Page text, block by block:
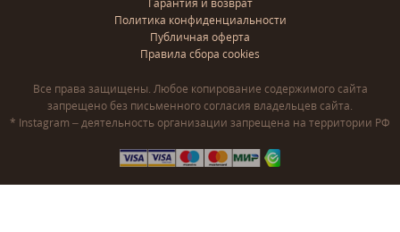
Гарантия и возврат
Политика конфиденциальности
Публичная оферта
Правила сбора cookies
Все права защищены. Любое копирование содержимого сайта
запрещено без письменного согласия владельцев сайта.
* Instagram – деятельность организации запрещена на территории РФ